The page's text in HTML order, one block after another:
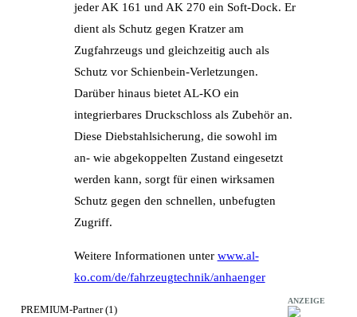
jeder AK 161 und AK 270 ein Soft-Dock. Er
dient als Schutz gegen Kratzer am
Zugfahrzeugs und gleichzeitig auch als
Schutz vor Schienbein-Verletzungen.
Darüber hinaus bietet AL-KO ein
integrierbares Druckschloss als Zubehör an.
Diese Diebstahlsicherung, die sowohl im
an- wie abgekoppelten Zustand eingesetzt
werden kann, sorgt für einen wirksamen
Schutz gegen den schnellen, unbefugten
Zugriff.
Weitere Informationen unter www.al-
ko.com/de/fahrzeugtechnik/anhaenger
ANZEIGE
PREMIUM-Partner (1)